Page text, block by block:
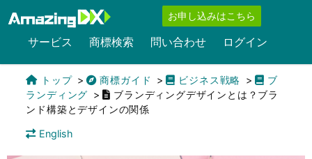
お申し込みはこちら
サービス 商標検索 問い合わせ ログイン
トップ 商標ガイド ビジネス戦略
ブ
ランディング
ブランディングデザインとは？ブラ
ンド構築とデザインの関係
English